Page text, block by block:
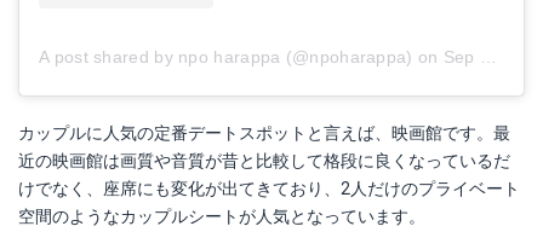
A post shared by npo harappa (@npoharappa) on Sep 28, 2018 at 5:49pm PDT
カップルに人気の定番デートスポットと言えば、映画館です。最
近の映画館は画質や音質が昔と比較して格段に良くなっているだ
けでなく、座席にも変化が出てきており、2人だけのプライベート
空間のようなカップルシートが人気となっています。